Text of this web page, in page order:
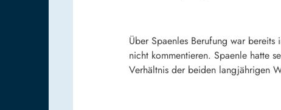
Über Spaenles Berufung war
nicht kommentieren. Spaenle hatte
Verhältnis der beiden langjährigen